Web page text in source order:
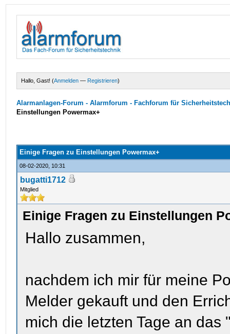
Hallo, Gast! (Anmelden — Registrieren)
Alarmanlagen-Forum - Alarmforum - Fachforum für
Einstellungen Powermax+
Einige Fragen zu Einstellungen Powermax+
08-02-2020, 10:31
bugatti1712
Mitglied
Einige Fragen zu Einstellungen
Hallo zusammen,
nachdem ich mir für meine
Melder gekauft und den
mich die letzten Tage an